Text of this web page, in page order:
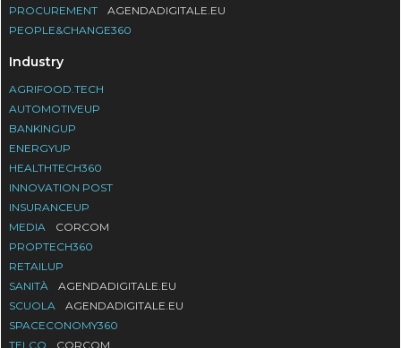
PROCUREMENT
AGENDADIGITALE.EU
PEOPLE&CHANGE360
Industry
AGRIFOOD.TECH
AUTOMOTIVEUP
BANKINGUP
ENERGYUP
HEALTHTECH360
INNOVATION POST
INSURANCEUP
MEDIA
CORCOM
PROPTECH360
RETAILUP
SANITÀ
AGENDADIGITALE.EU
SCUOLA
AGENDADIGITALE.EU
SPACECONOMY360
TELCO
CORCOM